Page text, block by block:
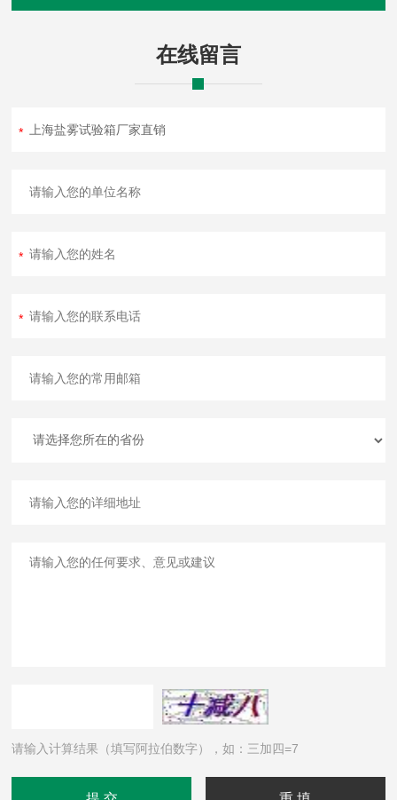
RT18-63X 正浩
0
1
2
超温保
在线留言
请输入计算结果（填写阿拉伯数字），如：三加四=7